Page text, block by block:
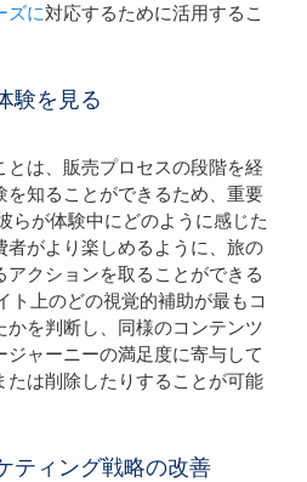
ズに対応するために活用するこ
験を見る
とは、販売プロセスの段階を経
を知ることができるため、重要
らが体験中にどのように感じた
者がより楽しめるように、旅の
クションを取ることができる
ト上のどの視覚的補助が最もコ
かを判断し、同様のコンテンツ
ジャーニーの満足度に寄与して
たは削除したりすることが可能
ティング戦略の改善